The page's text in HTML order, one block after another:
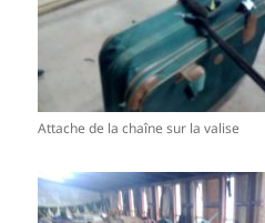
Attache de la chaîne sur la valise